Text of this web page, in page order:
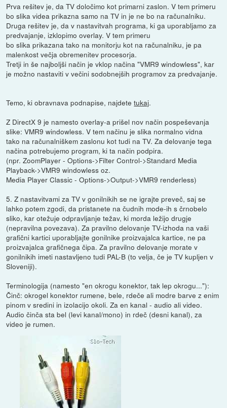
Prva rešitev je, da TV določimo kot primarni zaslon. V tem primeru
bo slika videa prikazna samo na TV in je ne bo na računalniku.
Druga rešitev je, da v nastavitvah programa, ki ga uporabljamo za
predvajanje, izklopimo overlay. V tem primeru
bo slika prikazana tako na monitorju kot na računalniku, je pa
malenkost večja obremenitev procesorja.
Tretji in še najboljši način je vklop načina "VMR9 windowless", kar
je možno nastaviti v večini sodobnejših programov za predvajanje.
Temo, ki obravnava podnapise, najdetetukaj.
Z DirectX 9 je namesto overlay-a prišel nov način pospeševanja
slike: VMR9 windowless. V tem načinu je slika normalno vidna
tako na računalniškem zaslonu kot tudi na TV. Za delovanje tega
načina potrebujemo program, ki ta način podpira.
(npr. ZoomPlayer - Options->Filter Control->Standard Media
Playback->VMR9 windowless oz.
Media Player Classic - Options->Output->VMR9 renderless)
5. Z nastavitvami za TV v gonilnikih se ne igrajte preveč, saj se
lahko potem zgodi, da pristanete na čudnih mode-ih s črnobelo
sliko, kar otežuje odpravljanje težav, ki morda ležijo drugje
(nepravilna povezava). Za pravilno delovanje TV-izhoda na vaši
grafični kartici uporabljajte gonilnike proizvajalca kartice, ne pa
proizvajalca grafičnega čipa. Za pravilno delovanje morate v
gonilnikih imeti nastavljeno tudi PAL-B (to velja, če je TV kupljen v
Sloveniji).
Terminologija (namesto "en okrogu konektor, tak lep okrogu..."):
Činč: okrogel konektor rumene, bele, rdeče ali modre barve z enim
pinom v sredini in izolacijo okoli. Za en kanal - audio ali video.
Audio činča sta bel (levi kanal/mono) in rdeč (desni kanal), za
video je rumen.